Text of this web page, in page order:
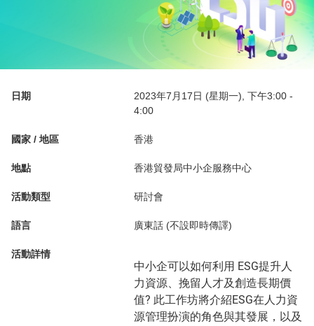
日期
2023年7月17日 (星期一), 下午3:00 -
4:00
國家 / 地區 香港
地點 香港貿發局中小企服務中心
活動類型 研討會
語言 廣東話 (不設即時傳譯)
活動詳情
中小企可以如何利用 ESG提升人
力資源、挽留人才及創造長期價
值? 此工作坊將介紹ESG在人力資
源管理扮演的角色與其發展，以及